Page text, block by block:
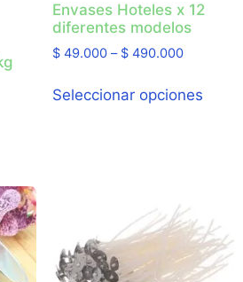
Envases Hoteles x 12
diferentes modelos
$49.000– $490.000
Seleccionar opciones